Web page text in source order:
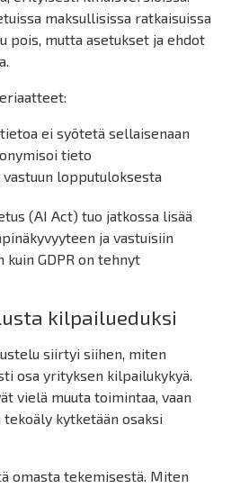
maksullisissa ratkaisuissa
pois, mutta asetukset ja ehdot
ei syötetä sellaisenaan
tieto
vastuun lopputuloksesta
(AI Act) tuo jatkossa lisää
ja vastuisiin
kuin GDPR on tehnyt
kilpailueduksi
siirtyi siihen, miten
osa yrityksen kilpailukykyä.
vielä muuta toimintaa, vaan
kytketään osaksi
omasta tekemisestä. Miten